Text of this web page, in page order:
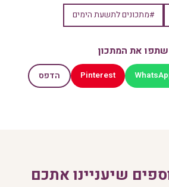
#מתכונים לתשעת הימים
שתפו את המתכון
Pinterest הדפס
שיעניינו אתכם